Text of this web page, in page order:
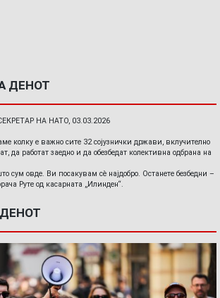
ДЕНОТ
НА НАТО, 03.03.2026
колку е важно сите 32 сојузнички држави, вклучително
да работат заедно и да обезбедат колективна одбрана на
сум овде. Ви посакувам сè најдобро. Останете безбедни –
Руте од касарната „Илинден“.